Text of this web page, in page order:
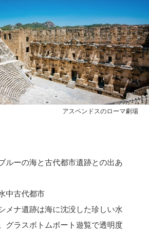
アスペンドスのローマ劇場
ルーの海と古代都市遺跡との出あ
中古代都市
メナ遺跡は海に沈没した珍しい水
グラスボトムボート遊覧で透明度